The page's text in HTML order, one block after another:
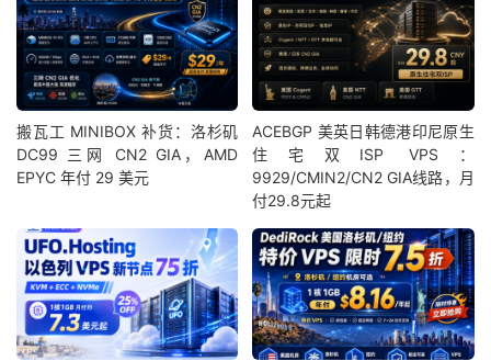
搬瓦工 MINIBOX 补货：洛杉矶
DC99 三网 CN2 GIA，AMD
EPYC 年付 29 美元
ACEBGP 美英日韩德港印尼原生
住宅双ISP VPS：
9929/CMIN2/CN2 GIA线路，月
付29.8元起